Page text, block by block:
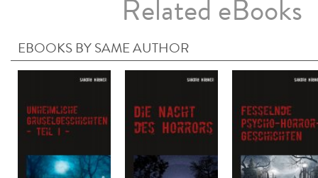
Related eBooks
EBOOKS BY SAME AUTHOR